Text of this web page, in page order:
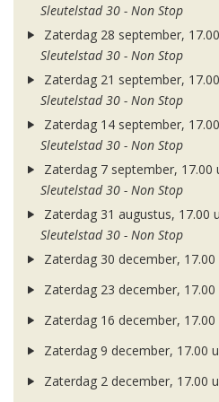
Sleutelstad 30 - Non Stop
Zaterdag 28 september,
Sleutelstad 30 - Non Stop
Zaterdag 21 september,
Sleutelstad 30 - Non Stop
Zaterdag 14 september,
Sleutelstad 30 - Non Stop
Zaterdag 7 september, 17.00
Sleutelstad 30 - Non Stop
Zaterdag 31 augustus, 17.00
Sleutelstad 30 - Non Stop
Zaterdag 30 december, 17.00
Zaterdag 23 december, 17.00
Zaterdag 16 december, 17.00
Zaterdag 9 december, 17.00
Zaterdag 2 december, 17.00